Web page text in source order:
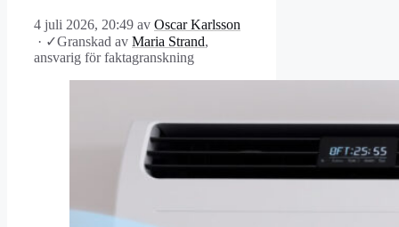
4 juli 2026, 20:49 av Oscar Karlsson
· ✓Granskad av Maria Strand,
ansvarig för faktagranskning